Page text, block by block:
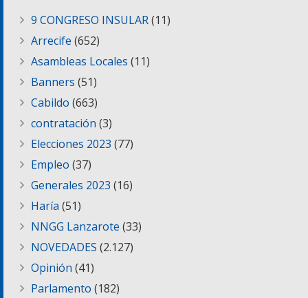
9 CONGRESO INSULAR(11)
Arrecife (652)
Asambleas Locales (11)
Banners (51)
Cabildo (663)
contratación (3)
Elecciones 2023 (77)
Empleo (37)
Generales 2023 (16)
Haría (51)
NNGG Lanzarote (33)
NOVEDADES (2.127)
Opinión (41)
Parlamento (182)